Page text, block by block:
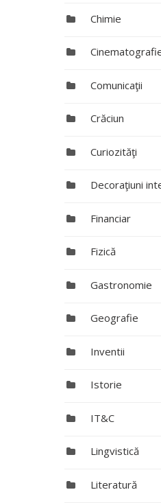
Chimie
Comunicaţii
Crăciun
Curiozităţi
Decoraţiuni
Financiar
Fizică
Gastronomie
Geografie
Inventii
Istorie
IT&C
Lingvistică
Literatură